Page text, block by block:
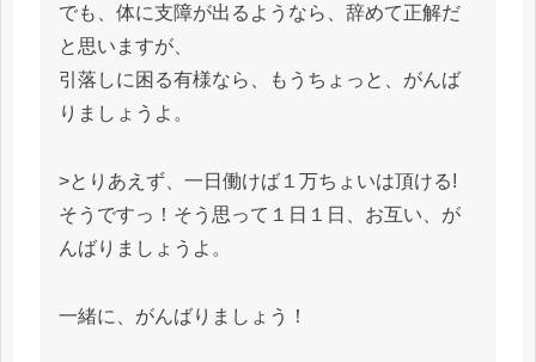
でも、体に支障が出るようなら、辞めて正解だ
と思いますが、
引落しに困る有様なら、もうちょっと、がんば
りましょうよ。
>とりあえず、一日働けば１万ちょいは頂ける!
そうですっ！そう思って１日１日、お互い、が
んばりましょうよ。
一緒に、がんばりましょう！